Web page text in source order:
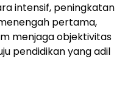
intensif, peningkatan
pertama,
menjaga objektivitas
pendidikan yang adil